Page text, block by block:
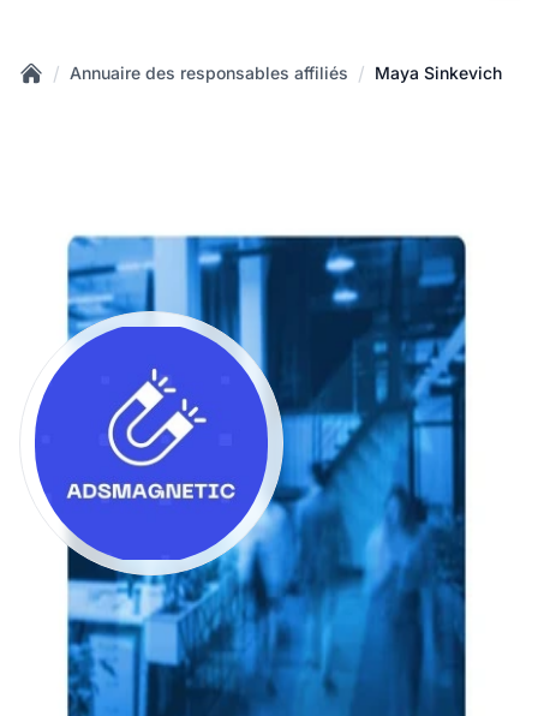
/ Annuaire des responsables affiliés / Maya Sinkevich